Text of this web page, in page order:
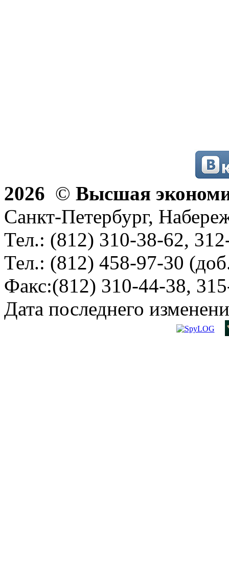
2026 © Высшая
Санкт-Петербург,
Тел.: (812) 310-38-62,
Тел.: (812) 458-97-30
Факс:(812) 310-44-38,
Дата последнего